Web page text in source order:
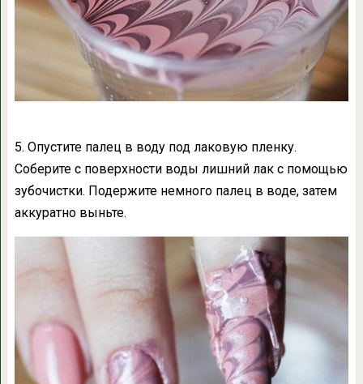
5. Опустите палец в воду под лаковую пленку.
Соберите с поверхности воды лишний лак с помощью
зубочистки. Подержите немного палец в воде, затем
аккуратно выньте.